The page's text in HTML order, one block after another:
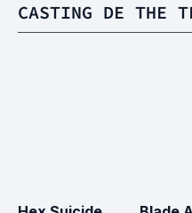
CASTING DE THE